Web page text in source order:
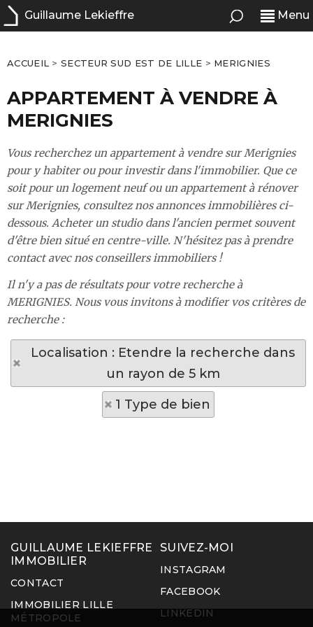
Guillaume Lekieffre Menu
ACCUEIL >SECTEUR SUD EST DE LILLE > MERIGNIES
APPARTEMENT À VENDRE À
MERIGNIES
Vous recherchez un appartement à vendre sur Merignies
pour y habiter ou pour investir dans l'immobilier. Que ce
soit pour un logement neuf ou un appartement à rénover
sur Merignies, consultez nos annonces immobilières ci-
dessous. Acheter un studio dans l'ancien permet souvent
d'être bien situé en centre-ville. N'hésitez pas à prendre
contact avec nos conseillers immobiliers !
Il n'y a pas de résultats pour votre recherche à
MERIGNIES. Nous vous invitons à modifier vos critères de
recherche :
Localisation : Etendre la recherche dans
un rayon de 5 km
1 Type de bien
GUILLAUME LEKIEFFRE
IMMOBILIER
CONTACT
IMMOBILIER LILLE
MÉTROPOLE
SUIVEZ-MOI
INSTAGRAM
FACEBOOK
LINKEDIN